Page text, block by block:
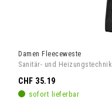
Damen Fleeceweste
Sanitär- und Heizungstechnik
sofort lieferbar
CHF 35.19